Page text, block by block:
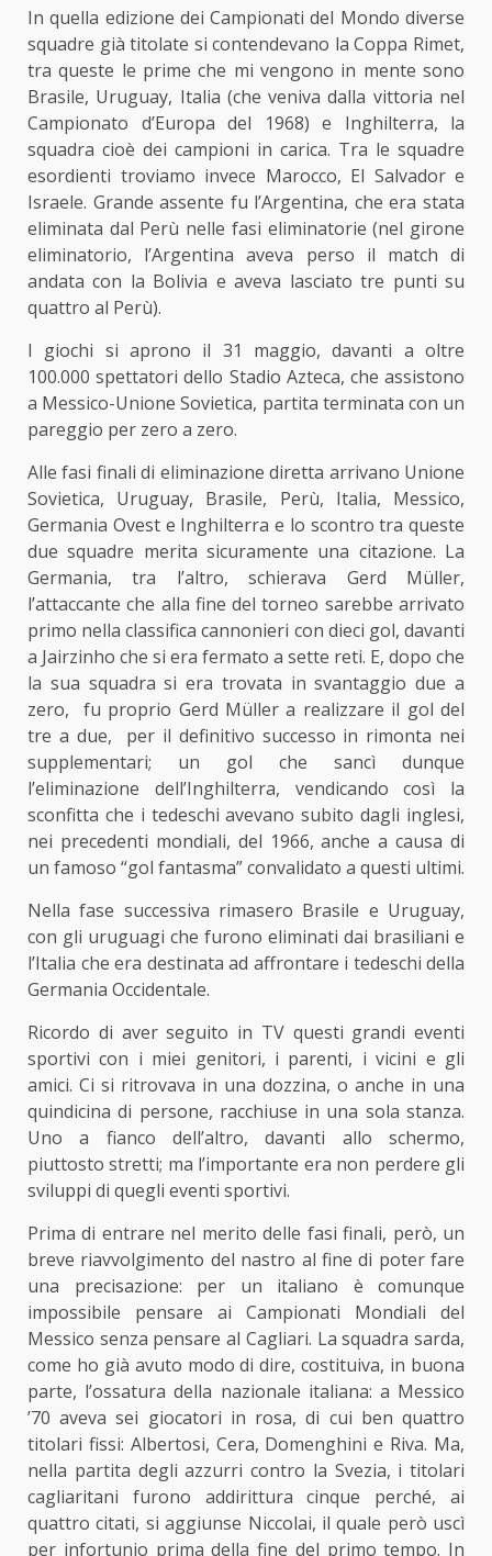
In quella edizione dei Campionati del Mondo diverse
squadre già titolate si contendevano la Coppa Rimet,
tra queste le prime che mi vengono in mente sono
Brasile, Uruguay, Italia (che veniva dalla vittoria nel
Campionato d’Europa del 1968) e Inghilterra, la
squadra cioè dei campioni in carica. Tra le squadre
esordienti troviamo invece Marocco, El Salvador e
Israele. Grande assente fu l’Argentina, che era stata
eliminata dal Perù nelle fasi eliminatorie (nel girone
eliminatorio, l’Argentina aveva perso il match di
andata con la Bolivia e aveva lasciato tre punti su
quattro al Perù).
I giochi si aprono il 31 maggio, davanti a oltre
100.000 spettatori dello Stadio Azteca, che assistono
a Messico-Unione Sovietica, partita terminata con un
pareggio per zero a zero.
Alle fasi finali di eliminazione diretta arrivano Unione
Sovietica, Uruguay, Brasile, Perù, Italia, Messico,
Germania Ovest e Inghilterra e lo scontro tra queste
due squadre merita sicuramente una citazione. La
Germania, tra l’altro, schierava Gerd Müller,
l’attaccante che alla fine del torneo sarebbe arrivato
primo nella classifica cannonieri con dieci gol, davanti
a Jairzinho che si era fermato a sette reti. E, dopo che
la sua squadra si era trovata in svantaggio due a
zero, fu proprio Gerd Müller a realizzare il gol del
tre a due, per il definitivo successo in rimonta nei
supplementari; un gol che sancì dunque
l’eliminazione dell’Inghilterra, vendicando così la
sconfitta che i tedeschi avevano subito dagli inglesi,
nei precedenti mondiali, del 1966, anche a causa di
un famoso “gol fantasma” convalidato a questi ultimi.
Nella fase successiva rimasero Brasile e Uruguay,
con gli uruguagi che furono eliminati dai brasiliani e
l’Italia che era destinata ad affrontare i tedeschi della
Germania Occidentale.
Ricordo di aver seguito in TV questi grandi eventi
sportivi con i miei genitori, i parenti, i vicini e gli
amici. Ci si ritrovava in una dozzina, o anche in una
quindicina di persone, racchiuse in una sola stanza.
Uno a fianco dell’altro, davanti allo schermo,
piuttosto stretti; ma l’importante era non perdere gli
sviluppi di quegli eventi sportivi.
Prima di entrare nel merito delle fasi finali, però, un
breve riavvolgimento del nastro al fine di poter fare
una precisazione: per un italiano è comunque
impossibile pensare ai Campionati Mondiali del
Messico senza pensare al Cagliari. La squadra sarda,
come ho già avuto modo di dire, costituiva, in buona
parte, l’ossatura della nazionale italiana: a Messico
’70 aveva sei giocatori in rosa, di cui ben quattro
titolari fissi: Albertosi, Cera, Domenghini e Riva. Ma,
nella partita degli azzurri contro la Svezia, i titolari
cagliaritani furono addirittura cinque perché, ai
quattro citati, si aggiunse Niccolai, il quale però uscì
per infortunio prima della fine del primo tempo. In